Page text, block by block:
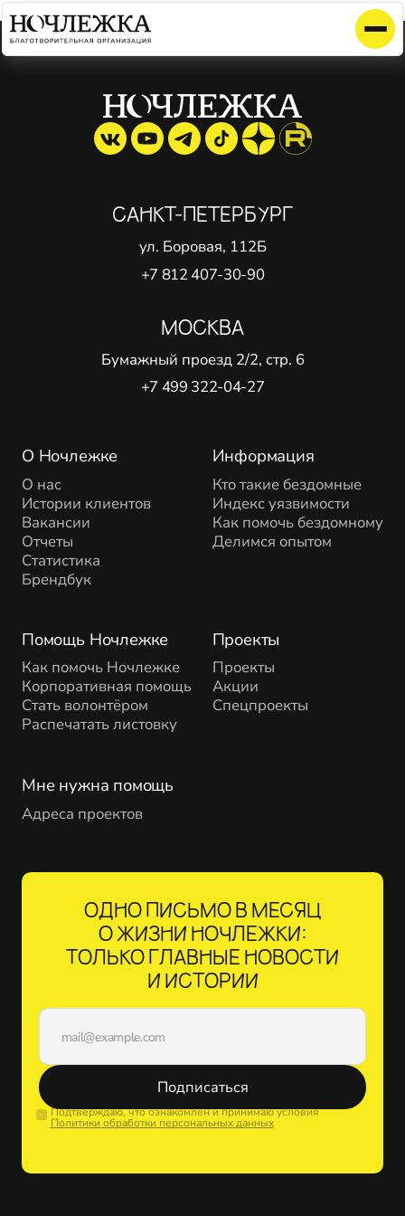
Элемент не найден!
О Ночлежке
О нас
Истории клиентов
Вакансии
Отчеты
Статистика
Брендбук
Помощь Ночлежке
Как помочь Ночлежке
Корпоративная помощь
Стать волонтёром
Распечатать листовку
Проекты
Проекты
Акции
Спецпроекты
Информация
Кто такие бездомные
Индекс уязвимости
Как помочь бездомному
Делимся опытом
Мне нужна помощь
Адреса проектов
САНКТ-ПЕТЕРБУРГ
ул. Боровая, 112Б
+7 812 407-30-90
МОСКВА
Бумажный проезд 2/2, стр. 6
+7 499 322-04-27
ОДНО ПИСЬМО В МЕСЯЦ
О ЖИЗНИ НОЧЛЕЖКИ:
ТОЛЬКО ГЛАВНЫЕ НОВОСТИ
И ИСТОРИИ
Подписаться
Подтверждаю, что ознакомлен и принимаю условия
Политики обработки персональных данных